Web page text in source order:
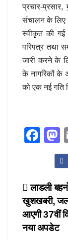
प्रचार-
संचालन के लिए
स्वीकृत की गई
परिपत्र तथा
जारी करने के
के नागरिकों के
को एक नई गति
F
e
b
o
o
Post
लाडली
खुशखबरी,
आएगी 37वीं
नया अपडेट